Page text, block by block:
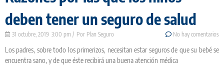
deben tener un seguro de salud
Plan Seguro
31 octubre, 2019 3:00 pm No hay comentarios
Los padres, sobre todo los primerizos, necesitan estar seguros de que su bebé se
encuentra sano, y de que éste recibirá una buena atención médica